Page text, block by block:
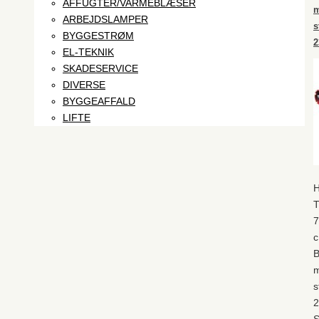
c
AFFUGTER/VARMEBLÆSER
ARBEJDSLAMPER
BYGGESTRØM
EL-TEKNIK
SKADESERVICE
DIVERSE
BYGGEAFFALD
LIFTE